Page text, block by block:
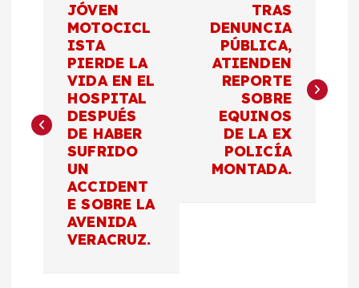
e
JÓVEN
MOTOCICL
ISTA
PIERDE LA
VIDA EN EL
HOSPITAL
DESPUÉS
DE HABER
SUFRIDO
UN
ACCIDENT
E SOBRE LA
AVENIDA
VERACRUZ.
TRAS
DENUNCIA
PÚBLICA,
ATIENDEN
REPORTE
SOBRE
EQUINOS
DE LA EX
POLICÍA
MONTADA.